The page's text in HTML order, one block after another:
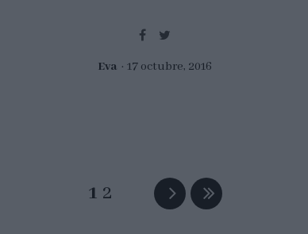
Eva 17 octubre, 2016
1 2